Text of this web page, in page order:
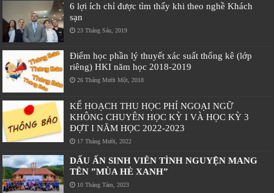
6 lợi ích chỉ được tìm thấy khi theo nghề Khách
sạn
23 Tháng Sáu, 2019
Điểm học phần lý thuyết xác suất thống kê (lớp
riêng) HKI năm học 2018-2019
26 Tháng Mười Một, 2018
KẾ HOẠCH THU HỌC PHÍ NGOẠI NGỮ
KHÔNG CHUYÊN HỌC KỲ I VÀ HỌC KỲ 3
ĐỢT I NĂM HỌC 2022-2023
17 Tháng Mười, 2022
DẤU ẤN SINH VIÊN TÌNH NGUYỆN MANG
TÊN ”MÙA HÈ XANH”
10 Tháng Tám, 2023